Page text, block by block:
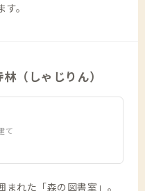
。
（しゃじりん）
て
れた「森の図書室」。